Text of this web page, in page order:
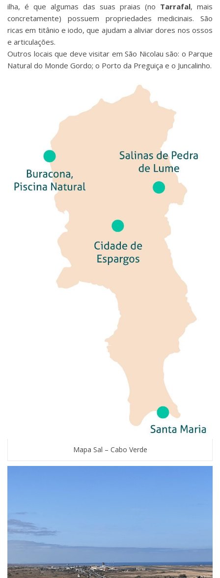
ilha, é que algumas das suas praias (no Tarrafal, mais
concretamente) possuem propriedades medicinais. São
ricas em titânio e iodo, que ajudam a aliviar dores nos ossos
e articulações.
Outros locais que deve visitar em São Nicolau são: o Parque
Natural do Monde Gordo; o Porto da Preguiça e o Juncalinho.
Mapa Sal – Cabo Verde